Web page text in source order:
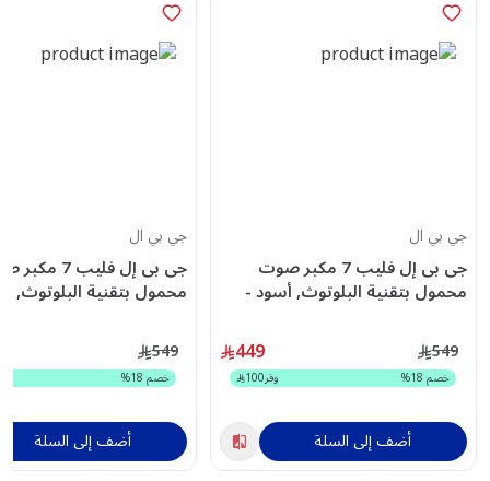
جي بي ال
جى بى إل فليب 7 مكبر صوت
محمول بتقنية البلوتوث, أسود -
449 549
خصم18
% وفر100
أضف إلى السلة
جي بي ال
جى بى إل فليب 7
549
خصم 18
%
أضف إلى السلة